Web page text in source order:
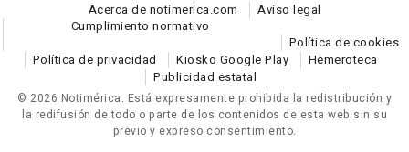
Acerca de notimerica.com
Aviso legal
Cumplimiento normativo
Política de cookies
Política de privacidad
Kiosko Google Play
Hemeroteca
Publicidad estatal
© 2026 Notimérica. Está expresamente prohibida la redistribución y
la redifusión de todo o parte de los contenidos de esta web sin su
previo y expreso consentimiento.